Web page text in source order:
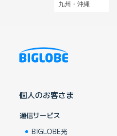
九州・沖縄
個人のお客さま
通信サービス
BIGLOBE光